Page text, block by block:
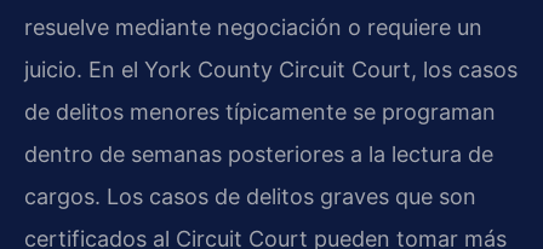
resuelve mediante negociación o requiere un
juicio. En el York County Circuit Court, los casos
de delitos menores típicamente se programan
dentro de semanas posteriores a la lectura de
cargos. Los casos de delitos graves que son
certificados al Circuit Court pueden tomar más